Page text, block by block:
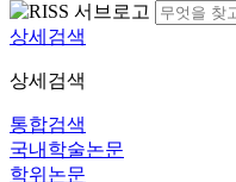
상세검색
상세검색
통합검색
국내학술논문
학위논문